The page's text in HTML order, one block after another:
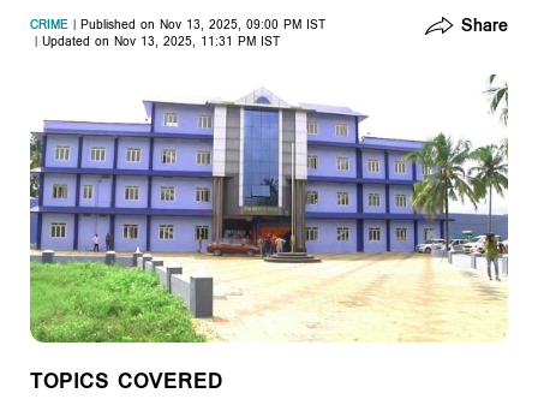
CRIME
Published on Nov 13, 2025, 09:00 PM IST
Updated on Nov 13, 2025, 11:31 PM IST
Share
TOPICS COVERED